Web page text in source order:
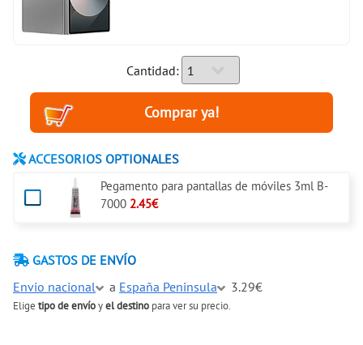
Cantidad:
ACCESORIOS OPTIONALES
Pegamento para pantallas de móviles 3ml B-
7000 2.45€
GASTOS DE ENVÍO
Envio nacional
a España Peninsula 3.29€
Elige tipo de envíoyel destino para ver su precio.